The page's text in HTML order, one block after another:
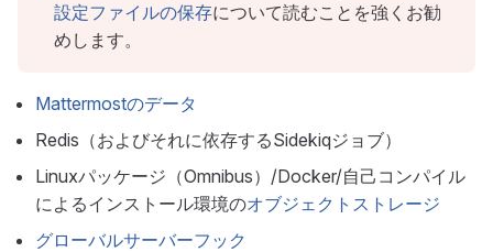
設定ファイルの保存について読むことを強くお勧
めします。
Mattermostのデータ
Redis（およびそれに依存するSidekiqジョブ）
Linuxパッケージ（Omnibus）/Docker/自己コンパイル
によるインストール環境のオブジェクトストレージ
グローバルサーバーフック